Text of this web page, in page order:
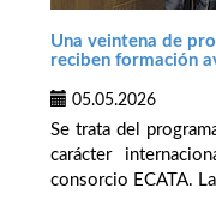
Una veintena de
reciben formación
05.05.2026
Se trata del
carácter
consorcio ECATA.